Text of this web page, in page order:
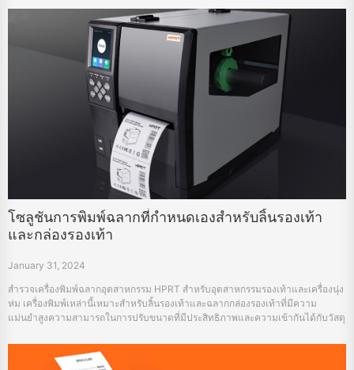
โซลูชันการพิมพ์ฉลากที่กำหนดเองสำหรับลิ้นรองเท้า
และกล่องรองเท้า
January 31, 2024
สำรวจเครื่องพิมพ์ฉลากอุตสาหกรรม HPRT สำหรับอุตสาหกรรมรองเท้าและเครื่องนุ่ง
ห่ม เครื่องพิมพ์เหล่านี้เหมาะสำหรับลิ้นรองเท้าและฉลากกล่องรองเท้าที่มีความ
แม่นยำสูงความสามารถในการปรับขนาดที่มีประสิทธิภาพและความเข้ากันได้กับวัสดุ